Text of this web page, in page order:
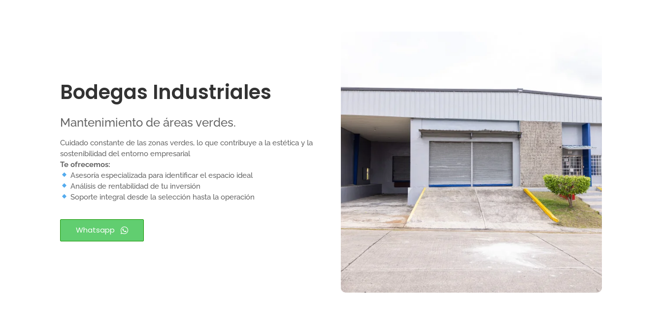
Bodegas Industriales
Mantenimiento de áreas verdes.
Cuidado constante de las zonas verdes, lo que contribuye a la estética y la
sostenibilidad del entorno empresarial
Te ofrecemos:
Asesoría especializada para identificar el espacio ideal
Análisis de rentabilidad de tu inversión
Soporte integral desde la selección hasta la operación
Whatsapp